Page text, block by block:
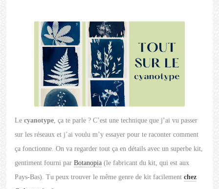
Lecyanotype , ça te parle ? C’est une technique que j’ai vu passer
sur les réseaux et j’ai voulu m’y essayer pour te raconter comment
ça fonctionne. On va regarder tout ça en détails avec un superbe kit,
gentiment fourni parBotanopia (le fabricant du kit, qui est aux
Pays-Bas). Tu peux trouver le même genre de kit facilementchez